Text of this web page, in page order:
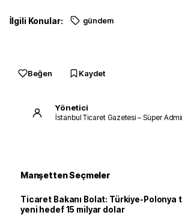
İlgili Konular: gündem
Beğen Kaydet
Yönetici
İstanbul Ticaret Gazetesi – Süper
Manşetten Seçmeler
Ticaret Bakanı Bolat: Türkiye-
yeni hedef 15 milyar dolar